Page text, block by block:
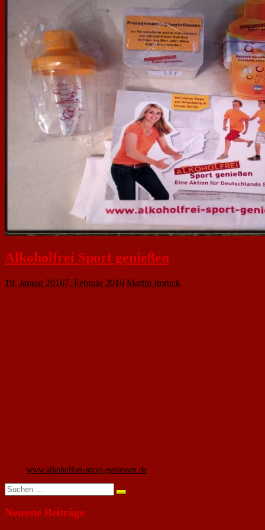
Alkoholfrei Sport genießen
19. Januar 20167. Februar 2016 Martin Imruck
www.alkoholfrei-sport-geniessen.de
Suchen
nach:
Neueste Beiträge